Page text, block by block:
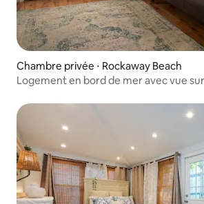
Chambre privée ⋅ Rockaway Beach
Logement en bord de mer avec vue